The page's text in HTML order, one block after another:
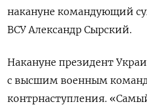
накануне командующий
ВСУ Александр Сырский.
Накануне президент
с высшим военным
контрнаступления.